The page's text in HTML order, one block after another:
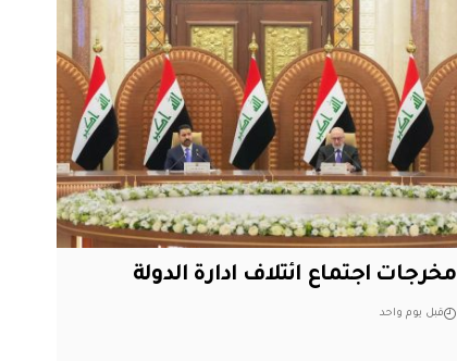
مخرجات اجتماع ائتلاف ادارة الدولة
قبل يوم واحد